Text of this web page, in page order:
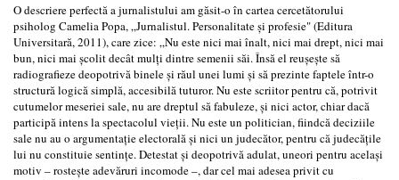
O descriere perfectă a jurnalistului am găsit-o în cartea cercetătorului
psiholog Camelia Popa, „Jurnalistul. Personalitate şi profesie" (Editura
Universitară, 2011), care zice: „Nu este nici mai înalt, nici mai drept, nici mai
bun, nici mai şcolit decât mulţi dintre semenii săi. Însă el reuşeşte să
radiografieze deopotrivă binele şi răul unei lumi şi să prezinte faptele într-o
structură logică simplă, accesibilă tuturor. Nu este scriitor pentru că, potrivit
cutumelor meseriei sale, nu are dreptul să fabuleze, şi nici actor, chiar dacă
participă intens la spectacolul vieţii. Nu este un politician, fiindcă deciziile
sale nu au o argumentaţie electorală şi nici un judecător, pentru că judecăţile
lui nu constituie sentinţe. Detestat şi deopotrivă adulat, uneori pentru acelaşi
motiv – rosteşte adevăruri incomode –, dar cel mai adesea privit cu